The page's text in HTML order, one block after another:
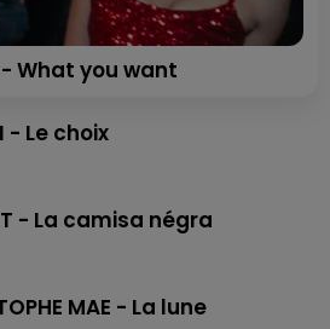
- What you want
- Le choix
- La camisa négra
MAE - La lune